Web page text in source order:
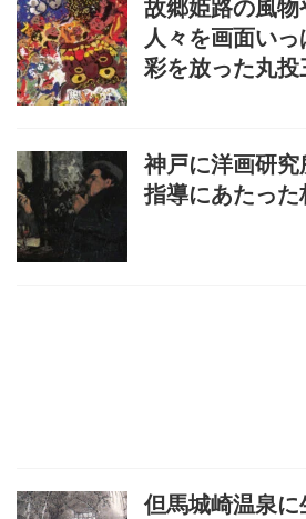
故郷姫路の風
人々を画面い
彩を放った丸投
神戸に洋画研
指導にあたった
但馬城崎温泉